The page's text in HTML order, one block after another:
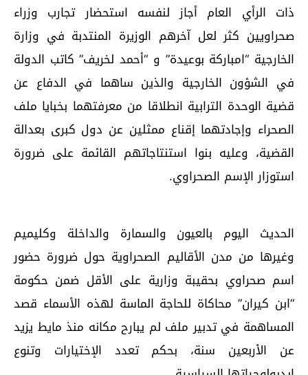
ذات الرأي العام أجاز لنفسه استحضار تجارب وزراء
صحراويين كثر لعل آخرهم الوزيرة المنتدبة في وزارة
الخارجية “امباركة بوعيدة” و “أحمد لخريف” كاتب الدولة
في الشؤون الخارجية والذين ساهما في الدفاع عن
قضية الوحدة الترابية انطلاقا من معرفتهما بخبايا ملف
الصحراء وإجادتهما إقناع ممثلين عن دول كبرى بعدالة
القضية، وعليه بنوا استنتاجاتهم القائمة على ضرورة
استوزار الإسم الصحراوي.
الحديث اليوم بالعيون والسمارة والداخلة وكليميم
وغيرها من مدن الأقاليم الصحراوية حول ضرورة حضور
اسم صحراوي بحقيبة وزارية على الأقل ضمن حكومة
“ابن كيران” محاكاة للحاجة الماسة لهذه الأسماء قصد
المساهمة في تدبير ملف لم يبارح مكانه منذ مايط يزيد
عن الأربعين سنة، بحكم تعدد الإختيارات وتنوع